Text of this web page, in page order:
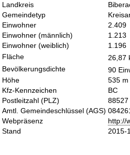
Landkreis
Gemeindetyp
Einwohner
2.409
Einwohner (männlich)
1.213
Einwohner (weiblich)
1.196
Fläche
26,87
Bevölkerungsdichte
90
Höhe
535 m
Kfz-Kennzeichen
BC
Postleitzahl (PLZ)
88527
Amtl. Gemeindeschlüssel (AGS)
Webpräsenz
http://
Stand
2015-